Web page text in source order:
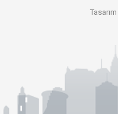
Tasarım